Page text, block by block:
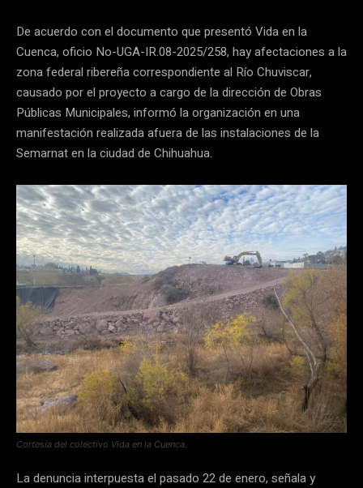
De acuerdo con el documento que presentó Vida en la
Cuenca, oficio No-UGA-IR.08-2025/258, hay afectaciones a la
zona federal ribereña correspondiente al Río Chuviscar,
causado por el proyecto a cargo de la dirección de Obras
Públicas Municipales, informó la organización en una
manifestación realizada afuera de las instalaciones de la
Semarnat en la ciudad de Chihuahua.
Cortesía del colectivo Vida en la Cuenca.
La denuncia interpuesta el pasado 22 de enero, señala y